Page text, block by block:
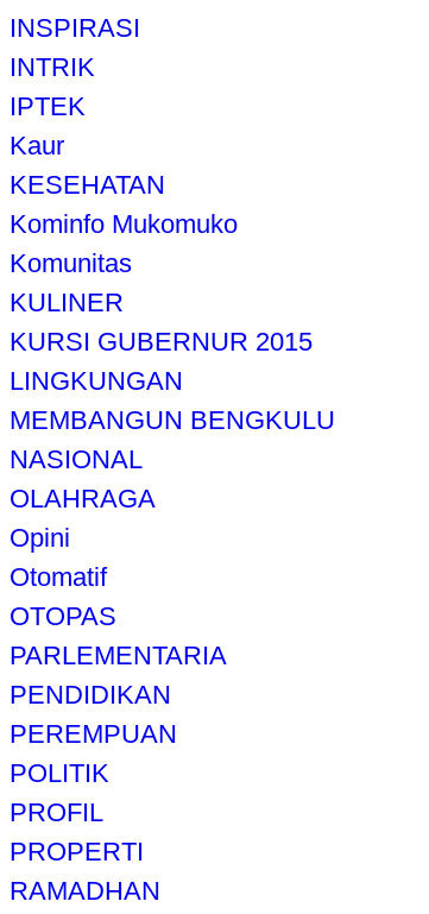
INSPIRASI
INTRIK
IPTEK
Kaur
KESEHATAN
Kominfo Mukomuko
Komunitas
KULINER
KURSI GUBERNUR 2015
LINGKUNGAN
MEMBANGUN BENGKULU
NASIONAL
OLAHRAGA
Opini
Otomatif
OTOPAS
PARLEMENTARIA
PENDIDIKAN
PEREMPUAN
POLITIK
PROFIL
PROPERTI
RAMADHAN